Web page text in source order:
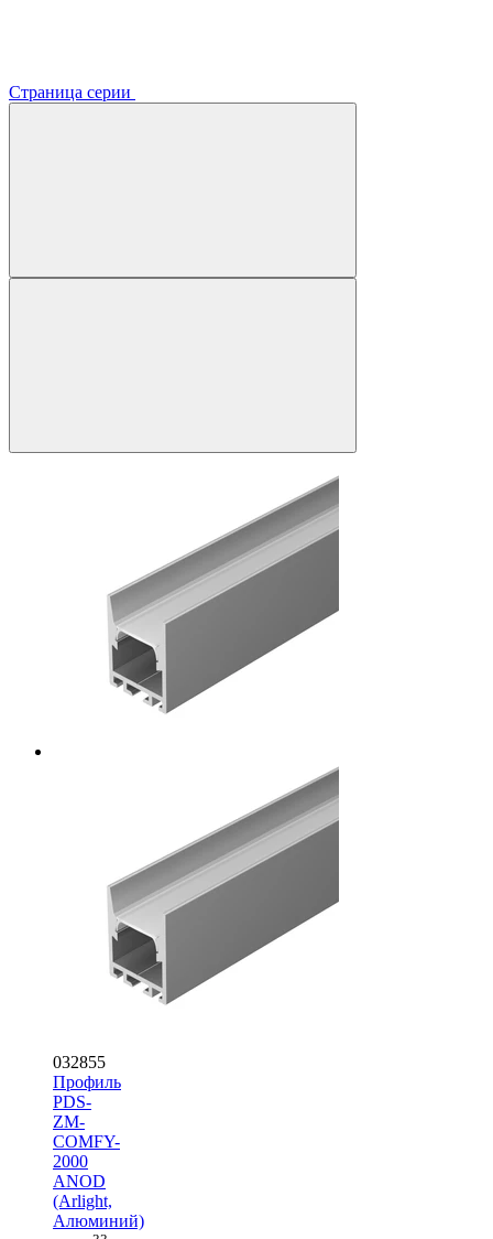
Страница серии
032855
Профиль
PDS-
ZM-
COMFY-
2000
ANOD
(Arlight,
Алюминий)